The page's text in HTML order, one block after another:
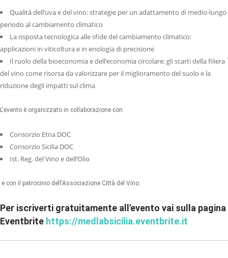
Qualità dell’uva e del vino: strategie per un adattamento di medio-lungo
periodo al cambiamento climatico
La risposta tecnologica alle sfide del cambiamento climatico:
applicazioni in viticoltura e in enologia di precisione
Il ruolo della bioeconomia e dell’economia circolare: gli scarti della filiera
del vino come risorsa da valorizzare per il miglioramento del suolo e la
riduzione degli impatti sul clima
L'evento è organizzato in collaborazione con
Consorzio Etna DOC
Consorzio Sicilia DOC
Ist. Reg. del Vino e dell’Olio
e con il patrocinio dell'Associazione Città del Vino.
Per iscriverti gratuitamente all'evento vai sulla pagina
Eventbrite https://medlabsicilia.eventbrite.it